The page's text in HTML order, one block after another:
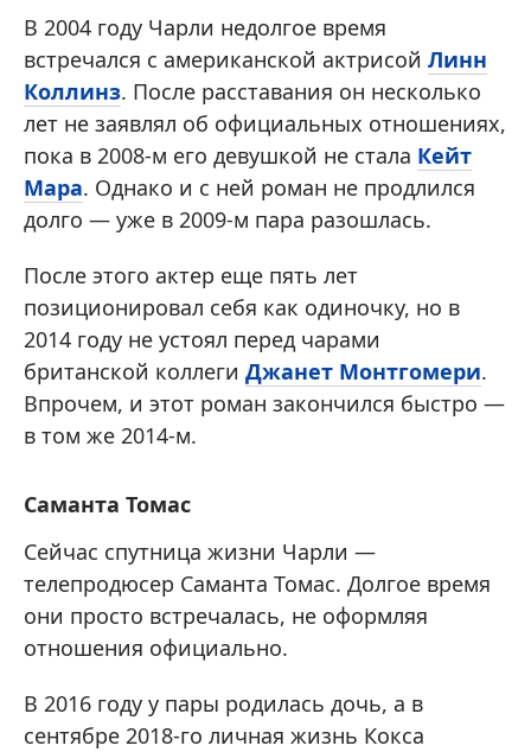
В 2004 году Чарли недолгое время
встречался с американской актрисой Линн
Коллинз. После расставания он несколько
лет не заявлял об официальных отношениях,
пока в 2008-м его девушкой не стала Кейт
Мара. Однако и с ней роман не продлился
долго — уже в 2009-м пара разошлась.
После этого актер еще пять лет
позиционировал себя как одиночку, но в
2014 году не устоял перед чарами
британской коллеги Джанет Монтгомери.
Впрочем, и этот роман закончился быстро —
в том же 2014-м.
Саманта Томас
Сейчас спутница жизни Чарли —
телепродюсер Саманта Томас. Долгое время
они просто встречалась, не оформляя
отношения официально.
В 2016 году у пары родилась дочь, а в
сентябре 2018-го личная жизнь Кокса